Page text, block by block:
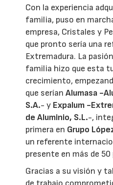
Con la experiencia
familia, puso en
empresa, Cristales y
que pronto sería una
Extremadura. La
familia hizo que esta
crecimiento,
que seríanAlumasa -
S.A.- y Expalum -
de Aluminio, S.L.-,
primera en Grupo
un referente
presente en más de 50
Gracias a su visión y